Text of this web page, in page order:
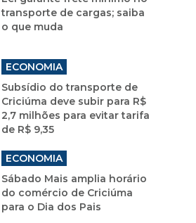
transporte de cargas; saiba
o que muda
ECONOMIA
Subsídio do transporte de
Criciúma deve subir para R$
2,7 milhões para evitar tarifa
de R$ 9,35
ECONOMIA
Sábado Mais amplia horário
do comércio de Criciúma
para o Dia dos Pais